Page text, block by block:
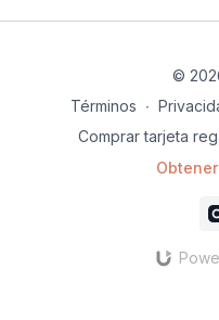
©
Términos ∙
Comprar tarjeta